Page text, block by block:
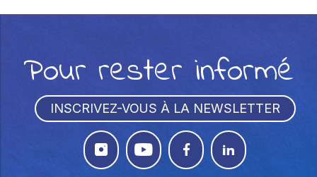
Pour rester informé
INSCRIVEZ-VOUS À LA NEWSLETTER
   